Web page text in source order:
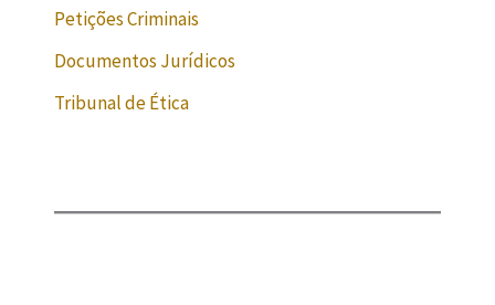
Petições Criminais
Documentos Jurídicos
Tribunal de Ética